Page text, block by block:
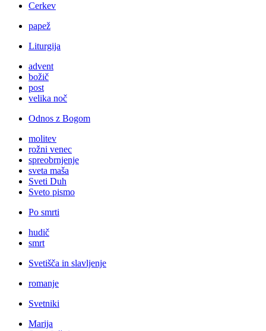
Cerkev
papež
Liturgija
advent
božič
post
velika noč
Odnos z Bogom
molitev
rožni venec
spreobrnjenje
sveta maša
Sveti Duh
Sveto pismo
Po smrti
hudič
smrt
Svetišča in slavljenje
romanje
Svetniki
Marija